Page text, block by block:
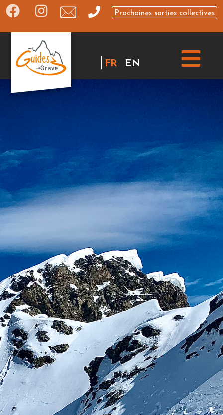
Prochaines sorties collectives
FR EN